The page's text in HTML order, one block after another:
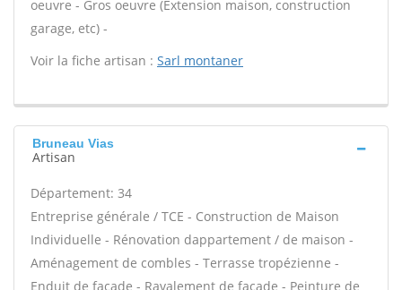
oeuvre - Gros oeuvre (Extension maison, construction
garage, etc) -
Voir la fiche artisan : Sarl montaner
Bruneau Vias
Artisan
Département: 34
Entreprise générale / TCE - Construction de Maison
Individuelle - Rénovation dappartement / de maison -
Aménagement de combles - Terrasse tropézienne -
Enduit de façade - Ravalement de façade - Peinture de